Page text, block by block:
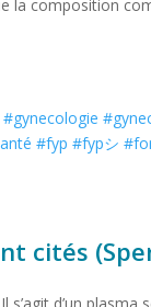
la composition
#gynecologie
#fyp #fypシ
cités